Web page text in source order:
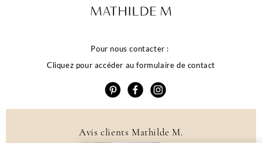
Pour nous contacter :
Cliquez pour accéder au formulaire de contact
Avis clients Mathilde M.